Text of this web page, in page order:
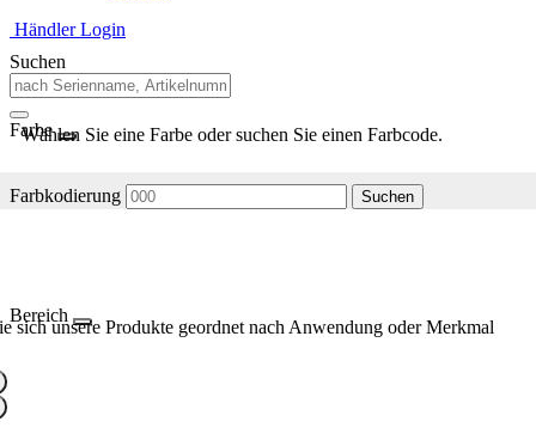
Händler Login
Suchen
Farbe
Wählen Sie eine Farbe oder suchen Sie einen Farbcode.
Farbkodierung Suchen
Bereich
sich unsere Produkte geordnet nach Anwendung oder Merkmal